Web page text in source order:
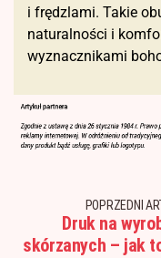
i frędzlami. Takie
naturalności i
wyznacznikami
POPRZEDNI
Druk na
skórzanych – jak